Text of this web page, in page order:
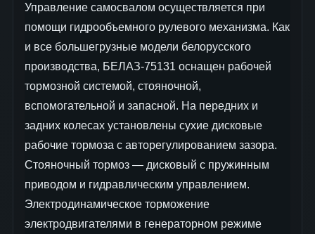
Управление самосвалом осуществляется при
помощи гидрообъемного рулевого механизма. Как
и все большегрузные модели белорусского
производства, БЕЛАЗ-75131 оснащен рабочей
тормозной системой, стояночной,
вспомогательной и запасной. На передних и
задних колесах установлены сухие дисковые
рабочие тормоза с авторегулированием зазора.
Стояночный тормоз — дисковый с пружинным
приводом и гидравлическим управлением.
Электродинамическое торможение
электродвигателями в генераторном режиме